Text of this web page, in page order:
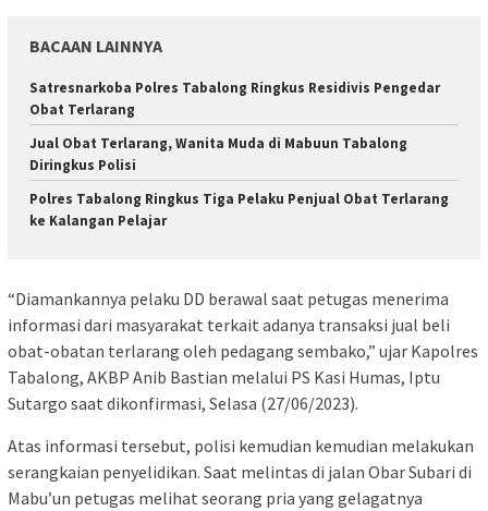
BACAAN LAINNYA
Satresnarkoba Polres Tabalong Ringkus Residivis Pengedar
Obat Terlarang
Jual Obat Terlarang, Wanita Muda di Mabuun Tabalong
Diringkus Polisi
Polres Tabalong Ringkus Tiga Pelaku Penjual Obat Terlarang
ke Kalangan Pelajar
“Diamankannya pelaku DD berawal saat petugas menerima
informasi dari masyarakat terkait adanya transaksi jual beli
obat-obatan terlarang oleh pedagang sembako,” ujar Kapolres
Tabalong, AKBP Anib Bastian melalui PS Kasi Humas, Iptu
Sutargo saat dikonfirmasi, Selasa (27/06/2023).
Atas informasi tersebut, polisi kemudian kemudian melakukan
serangkaian penyelidikan. Saat melintas di jalan Obar Subari di
Mabu’un petugas melihat seorang pria yang gelagatnya